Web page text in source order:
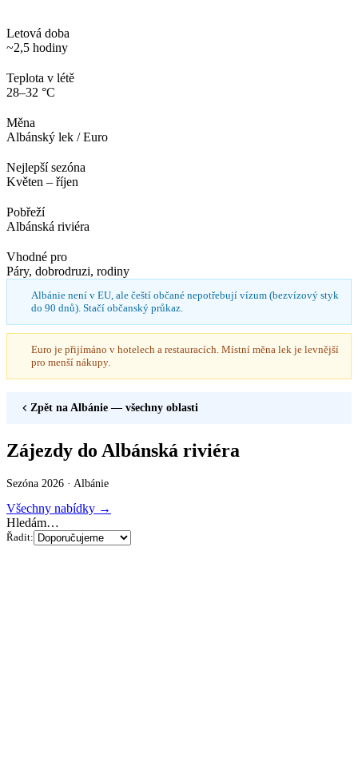
Letová doba
~2,5 hodiny
Teplota v létě
28–32 °C
Měna
Albánský lek / Euro
Nejlepší sezóna
Květen – říjen
Pobřeží
Albánská riviéra
Vhodné pro
Páry, dobrodruzi, rodiny
Albánie není v EU, ale čeští občané nepotřebují vízum (bezvízový styk
do 90 dnů). Stačí občanský průkaz.
Euro je přijímáno v hotelech a restauracích. Místní měna lek je levnější
pro menší nákupy.
Zpět na Albánie — všechny oblasti
Zájezdy do Albánská riviéra
Sezóna 2026 · Albánie
Všechny nabídky →
Hledám…
Řadit: